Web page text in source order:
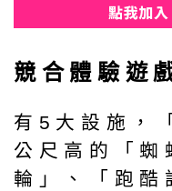
競合體驗遊
有5大設施，
公尺高的「蜘
輪」、「跑酷